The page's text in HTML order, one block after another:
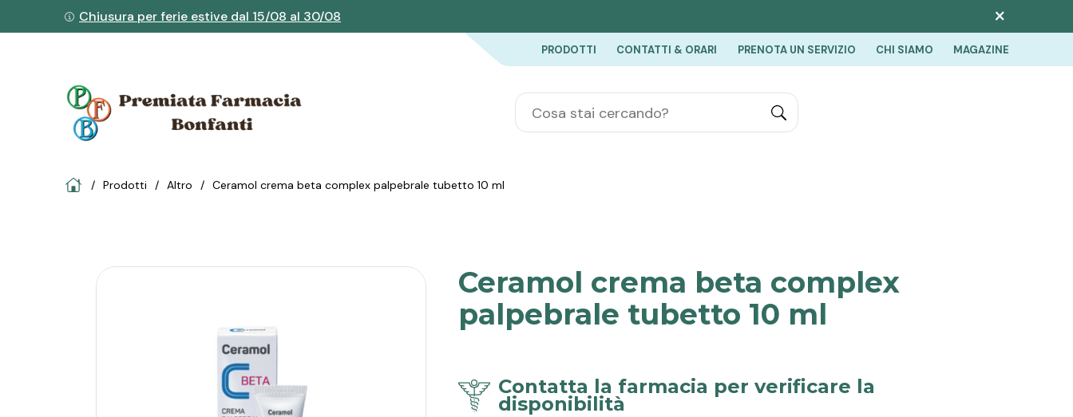
Chiusura per ferie estive dal 15/08 al 30/08 ×
PRODOTTI CONTATTI & ORARI PRENOTA UN SERVIZIO CHI SIAMO MAGAZINE
"Cerca
HomeProdotti altro ceramol crema beta complex palpebrale tubetto 10 ml
Ceramol crema beta complex
palpebrale tubetto 10 ml
Contatta la farmacia per verificare la
disponibilità